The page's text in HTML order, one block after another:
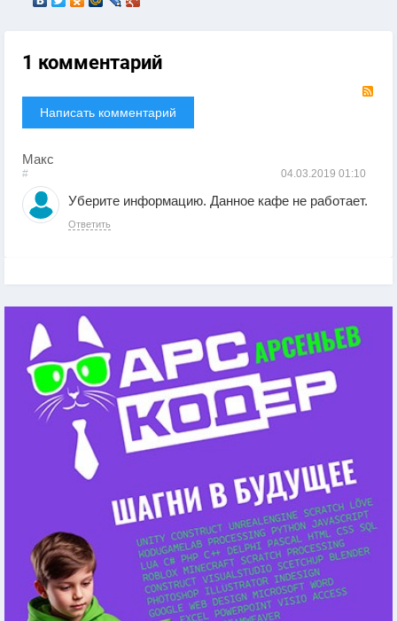
1 комментарий
Написать комментарий
Макс
04.03.2019 01:10
#
Уберите информацию. Данное кафе не работает.
Ответить